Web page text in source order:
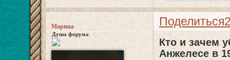
Поделиться
Марина
Душа форума
Кто и зачем
Анжелесе в